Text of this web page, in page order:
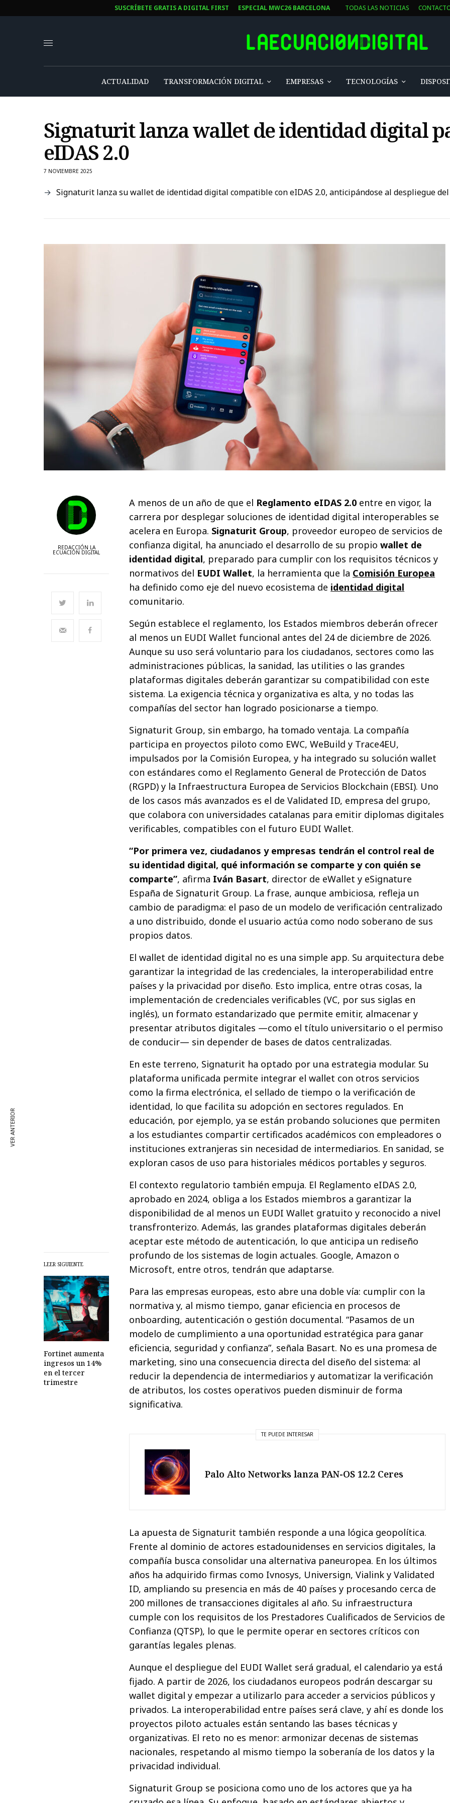
SUSCRÍBETE GRATIS A DIGITAL FIRST ESPECIAL MWC26 BARCELONA TODAS LAS NOTICIAS
ACTUALIDAD TRANSFORMACIÓN DIGITAL EMPRESAS TECNOLOGÍAS
Signaturit lanza wallet de identidad digital
eIDAS 2.0
7 NOVIEMBRE 2025
Signaturit lanza su wallet de identidad digital compatible con eIDAS 2.0, anticipándose al despliegue
REDACCIÓN LA
ECUACIÓN DIGITAL
LEER SIGUIENTE
Fortinet aumenta
ingresos un 14%
en el tercer
trimestre
A menos de un año de que el Reglamento eIDAS 2.0 entre en vigor, la
carrera por desplegar soluciones de identidad digital interoperables se
acelera en Europa. Signaturit Group, proveedor europeo de servicios de
confianza digital, ha anunciado el desarrollo de su propiowallet de
identidad digital, preparado para cumplir con los requisitos técnicos y
normativos del EUDI Wallet, la herramienta que la Comisión Europea
ha definido como eje del nuevo ecosistema de identidad digital
comunitario.
Según establece el reglamento, los Estados miembros deberán ofrecer
al menos un EUDI Wallet funcional antes del 24 de diciembre de 2026.
Aunque su uso será voluntario para los ciudadanos, sectores como las
administraciones públicas, la sanidad, las utilities o las grandes
plataformas digitales deberán garantizar su compatibilidad con este
sistema. La exigencia técnica y organizativa es alta, y no todas las
compañías del sector han logrado posicionarse a tiempo.
Signaturit Group, sin embargo, ha tomado ventaja. La compañía
participa en proyectos piloto como EWC, WeBuild y Trace4EU,
impulsados por la Comisión Europea, y ha integrado su solución wallet
con estándares como el Reglamento General de Protección de Datos
(RGPD) y la Infraestructura Europea de Servicios Blockchain (EBSI). Uno
de los casos más avanzados es el de Validated ID, empresa del grupo,
que colabora con universidades catalanas para emitir diplomas digitales
verificables, compatibles con el futuro EUDI Wallet.
“Por primera vez, ciudadanos y empresas tendrán el control real de
su identidad digital, qué información se comparte y con quién se
comparte”, afirma Iván Basart, director de eWallet y eSignature
España de Signaturit Group. La frase, aunque ambiciosa, refleja un
cambio de paradigma: el paso de un modelo de verificación centralizado
a uno distribuido, donde el usuario actúa como nodo soberano de sus
propios datos.
El wallet de identidad digital no es una simple app. Su arquitectura debe
garantizar la integridad de las credenciales, la interoperabilidad entre
países y la privacidad por diseño. Esto implica, entre otras cosas, la
implementación de credenciales verificables (VC, por sus siglas en
inglés), un formato estandarizado que permite emitir, almacenar y
presentar atributos digitales —como el título universitario o el permiso
de conducir— sin depender de bases de datos centralizadas.
En este terreno, Signaturit ha optado por una estrategia modular. Su
plataforma unificada permite integrar el wallet con otros servicios
como la firma electrónica, el sellado de tiempo o la verificación de
identidad, lo que facilita su adopción en sectores regulados. En
educación, por ejemplo, ya se están probando soluciones que permiten
a los estudiantes compartir certificados académicos con empleadores o
instituciones extranjeras sin necesidad de intermediarios. En sanidad, se
exploran casos de uso para historiales médicos portables y seguros.
El contexto regulatorio también empuja. El Reglamento eIDAS 2.0,
aprobado en 2024, obliga a los Estados miembros a garantizar la
disponibilidad de al menos un EUDI Wallet gratuito y reconocido a nivel
transfronterizo. Además, las grandes plataformas digitales deberán
aceptar este método de autenticación, lo que anticipa un rediseño
profundo de los sistemas de login actuales. Google, Amazon o
Microsoft, entre otros, tendrán que adaptarse.
Para las empresas europeas, esto abre una doble vía: cumplir con la
normativa y, al mismo tiempo, ganar eficiencia en procesos de
onboarding, autenticación o gestión documental. “Pasamos de un
modelo de cumplimiento a una oportunidad estratégica para ganar
eficiencia, seguridad y confianza”, señala Basart. No es una promesa de
marketing, sino una consecuencia directa del diseño del sistema: al
reducir la dependencia de intermediarios y automatizar la verificación
de atributos, los costes operativos pueden disminuir de forma
significativa.
TE PUEDE INTERESAR
Palo Alto Networks lanza PAN-OS 12.2 Ceres
La apuesta de Signaturit también responde a una lógica geopolítica.
Frente al dominio de actores estadounidenses en servicios digitales, la
compañía busca consolidar una alternativa paneuropea. En los últimos
años ha adquirido firmas como Ivnosys, Universign, Vialink y Validated
ID, ampliando su presencia en más de 40 países y procesando cerca de
200 millones de transacciones digitales al año. Su infraestructura
cumple con los requisitos de los Prestadores Cualificados de Servicios de
Confianza (QTSP), lo que le permite operar en sectores críticos con
garantías legales plenas.
Aunque el despliegue del EUDI Wallet será gradual, el calendario ya está
fijado. A partir de 2026, los ciudadanos europeos podrán descargar su
wallet digital y empezar a utilizarlo para acceder a servicios públicos y
privados. La interoperabilidad entre países será clave, y ahí es donde los
proyectos piloto actuales están sentando las bases técnicas y
organizativas. El reto no es menor: armonizar decenas de sistemas
nacionales, respetando al mismo tiempo la soberanía de los datos y la
privacidad individual.
Signaturit Group se posiciona como uno de los actores que ya ha
VER ANTERIOR